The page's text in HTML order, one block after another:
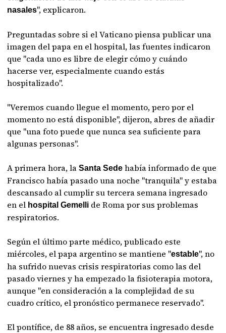
nasales", explicaron.
Preguntadas sobre si el Vaticano piensa publicar una
imagen del papa en el hospital, las fuentes indicaron
que "cada uno es libre de elegir cómo y cuándo
hacerse ver, especialmente cuando estás
hospitalizado".
"Veremos cuando llegue el momento, pero por el
momento no está disponible", dijeron, abres de añadir
que "una foto puede que nunca sea suficiente para
algunas personas".
A primera hora, laSanta Sede había informado de que
Francisco había pasado una noche "tranquila" y estaba
descansado al cumplir su tercera semana ingresado
en el hospital Gemelli de Roma por sus problemas
respiratorios.
Según el último parte médico, publicado este
miércoles, el papa argentino se mantiene "estable", no
ha sufrido nuevas crisis respiratorias como las del
pasado viernes y ha empezado la fisioterapia motora,
aunque "en consideración a la complejidad de su
cuadro crítico, el pronóstico permanece reservado".
El pontífice, de 88 años, se encuentra ingresado desde